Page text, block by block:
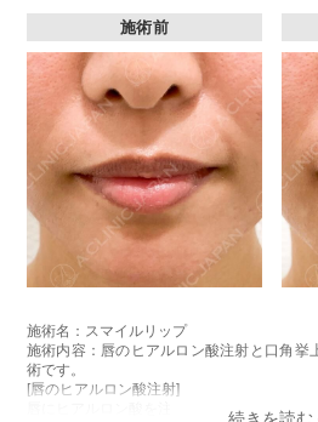
施術前
施術名：スマイルリップ
施術内容：唇のヒアルロン酸注射と口角挙
術です。
[唇のヒアルロン酸注射]
唇にヒアルロン酸を注入し、ボリュームや